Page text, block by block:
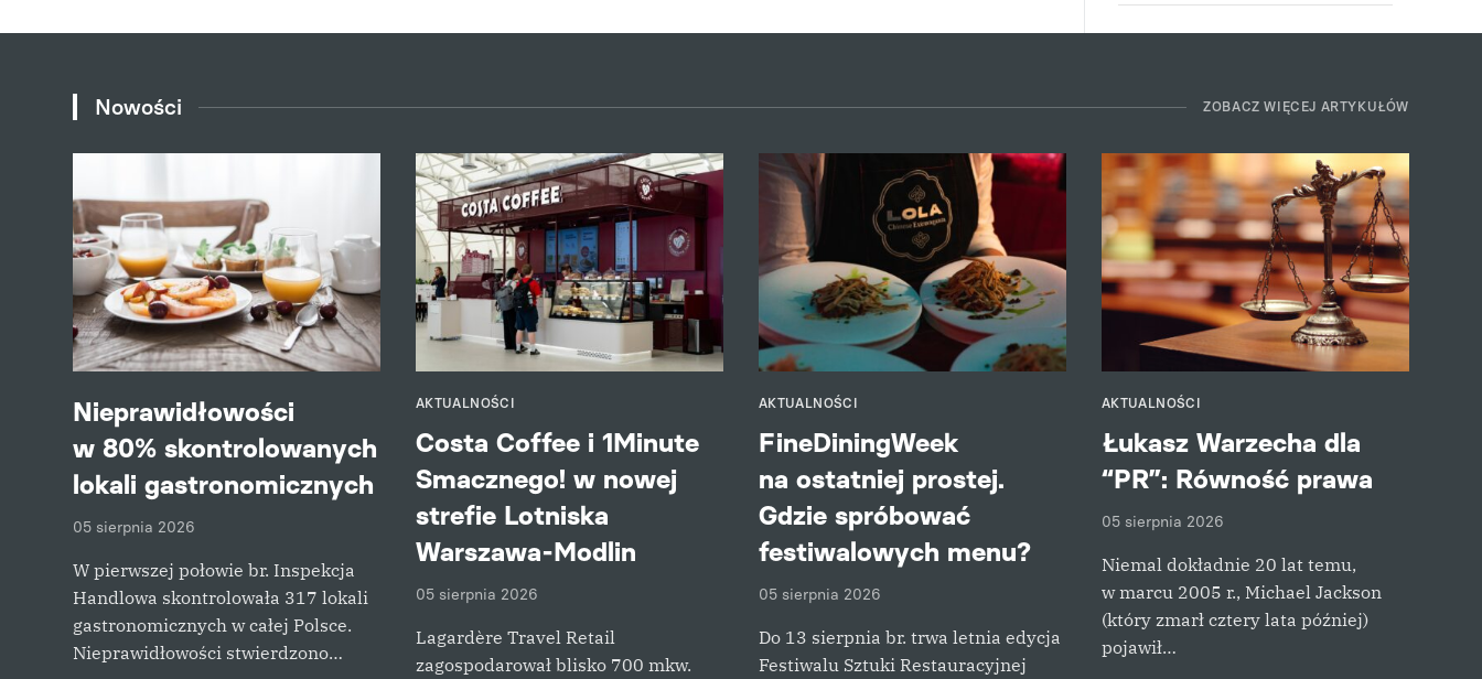
Nowości ZOBACZ WIĘCEJ ARTYKUŁÓW
Nieprawidłowości
w 80% skontrolowanych
lokali gastronomicznych
05 sierpnia 2026
W pierwszej połowie br. Inspekcja
Handlowa skontrolowała 317 lokali
gastronomicznych w całej Polsce.
Nieprawidłowości stwierdzono…
AKTUALNOŚCI
Costa Coffee i 1Minute
Smacznego! w nowej
strefie Lotniska
Warszawa-Modlin
05 sierpnia 2026
Lagardère Travel Retail
zagospodarował blisko 700 mkw.
AKTUALNOŚCI
FineDiningWeek
na ostatniej prostej.
Gdzie spróbować
festiwalowych menu?
05 sierpnia 2026
Do 13 sierpnia br. trwa letnia edycja
Festiwalu Sztuki Restauracyjnej
AKTUALNOŚCI
Łukasz Warzecha dla
“PR”: Równość prawa
05 sierpnia 2026
Niemal dokładnie 20 lat temu,
w marcu 2005 r., Michael Jackson
(który zmarł cztery lata później)
pojawił…